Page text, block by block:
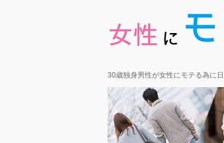
30歳独身男性が女性にモテる為に